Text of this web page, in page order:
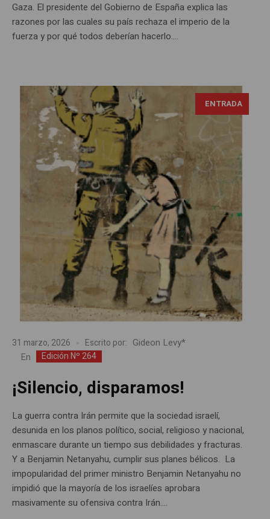
Gaza. El presidente del Gobierno de España explica las
razones por las cuales su país rechaza el imperio de la
fuerza y por qué todos deberían hacerlo....
ENTRADA
31 marzo, 2026 Escrito por: Gideon Levy*
En Edición Nº 264
¡Silencio, disparamos!
La guerra contra Irán permite que la sociedad israelí,
desunida en los planos político, social, religioso y nacional,
enmascare durante un tiempo sus debilidades y fracturas.
Y a Benjamin Netanyahu, cumplir sus planes bélicos. La
impopularidad del primer ministro Benjamin Netanyahu no
impidió que la mayoría de los israelíes aprobara
masivamente su ofensiva contra Irán....